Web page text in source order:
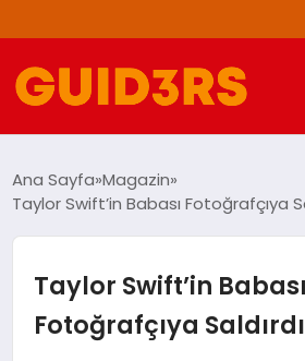
YAŞAM
TEKNOLOJI
SPOR
Ana Sayfa Magazin
Taylor Swift’in Babası Fotoğrafçıya
Taylor Swift’in Babası
Fotoğrafçıya Saldırdı